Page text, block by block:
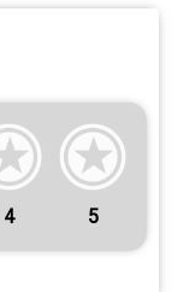
4 5